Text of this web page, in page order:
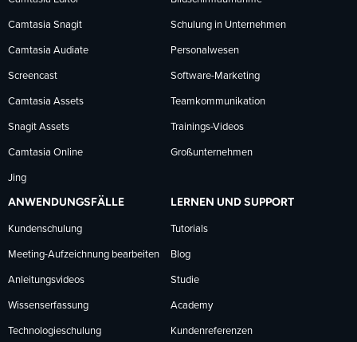
folgenfolgen
Camtasia Snagit
Camtasia Audiate
Screencast
Camtasia Assets
Snagit Assets
Camtasia Online
Jing
Schulung in Unternehmen
Personalwesen
Software-Marketing
Teamkommunikation
Trainings-Videos
Großunternehmen
ANWENDUNGSFÄLLE
Kundenschulung
Meeting-Aufzeichnung bearbeiten
Anleitungsvideos
Wissenserfassung
Technologieschulung
LERNEN UND SUPPORT
Tutorials
Blog
Studie
Academy
Kundenreferenzen